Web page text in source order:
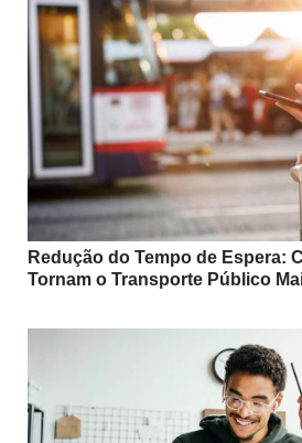
Redução do Tempo de Espera:
Tornam o Transporte Público